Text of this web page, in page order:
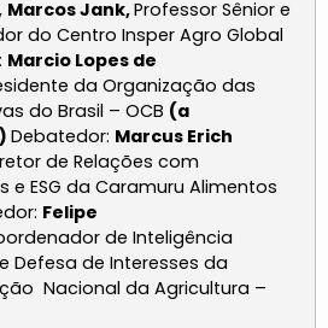
Marcos Jank,Professor Sênior e
do Centro Insper Agro Global
Marcio Lopes de
da Organização das
do Brasil – OCB (a
Debatedor: Marcus Erich
de Relações com
e ESG da Caramuru Alimentos
Felipe
de Inteligência
Defesa de Interesses da
Nacional da Agricultura –